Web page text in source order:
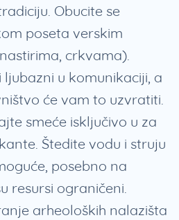
Obucite se
poseta verskim
crkvama).
ljubazni u komunikaciji, a
će vam to uzvratiti.
smeće isključivo u za
Štedite vodu i struju
posebno na
resursi ograničeni.
arheoloških nalazišta